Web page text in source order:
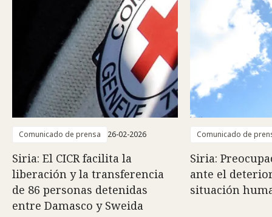
Comunicado de prensa 26-02-2026
Siria: El CICR facilita la
liberación y la transferencia
de 86 personas detenidas
entre Damasco y Sweida
Comunicado de
Siria:
ante el
situación